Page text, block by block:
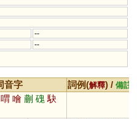
--
--
音字 詞例(解釋) / 備註
喟 噲 蒯 磈 駃